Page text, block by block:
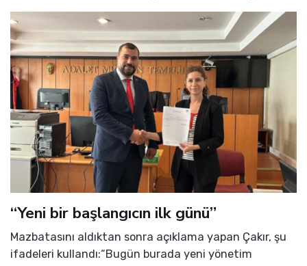
“Yeni bir başlangıcın ilk günü”
Mazbatasını aldıktan sonra açıklama yapan Çakır, şu
ifadeleri kullandı:“Bugün burada yeni yönetim